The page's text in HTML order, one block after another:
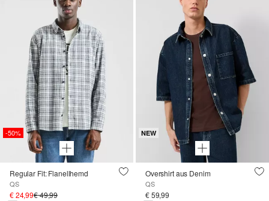
-50%
Regular Fit: Flanellhemd
QS
€ 24,99€ 49,99
NEW
Overshirt aus Denim
QS
€ 59,99